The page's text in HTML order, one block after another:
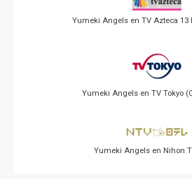
Yumeki Angels en TV Azteca 13
Yumeki Angels en TV Tokyo
Yumeki Angels en Nihon